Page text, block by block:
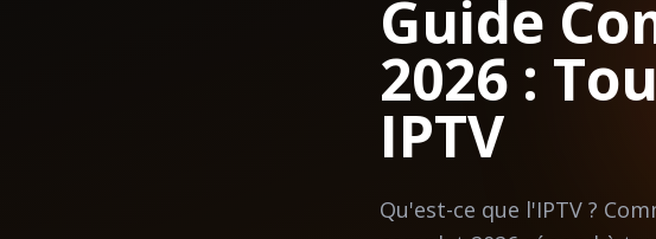
Guide
2026 :
IPTV
Qu'est-ce que l'IPTV ?